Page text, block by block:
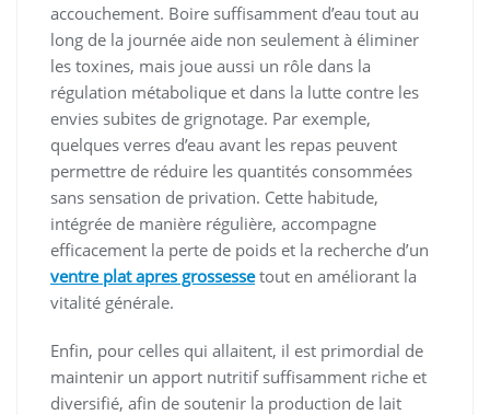
accouchement. Boire suffisamment d’eau tout au
long de la journée aide non seulement à éliminer
les toxines, mais joue aussi un rôle dans la
régulation métabolique et dans la lutte contre les
envies subites de grignotage. Par exemple,
quelques verres d’eau avant les repas peuvent
permettre de réduire les quantités consommées
sans sensation de privation. Cette habitude,
intégrée de manière régulière, accompagne
efficacement la perte de poids et la recherche d’un
ventre plat apres grossessetout en améliorant la
vitalité générale.
Enfin, pour celles qui allaitent, il est primordial de
maintenir un apport nutritif suffisamment riche et
diversifié, afin de soutenir la production de lait